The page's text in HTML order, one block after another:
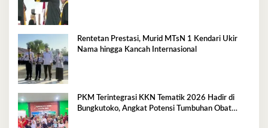
Rentetan Prestasi, Murid MTsN 1 Kendari Ukir
Nama hingga Kancah Internasional
PKM Terintegrasi KKN Tematik 2026 Hadir di
Bungkutoko, Angkat Potensi Tumbuhan Obat